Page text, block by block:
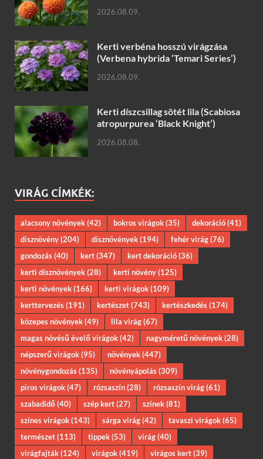
2026.08.09.
Kerti verbéna hosszú virágzása
(Verbena hybrida ‘Temari Series’)
2026.08.09.
Kerti díszcsillag sötét lila (Scabiosa
atropurpurea ‘Black Knight’)
2026.08.08.
VIRÁG CÍMKÉK:
alacsony növények(42) bokros virágok(35) dekoráció(41)
dísznövény(204) dísznövények(194) fehér virág(76)
gondozás(40) kert(347) kert dekoráció(36)
kerti dísznövények(28) kerti növény(125)
kerti növények(166) kerti virágok(109)
kerttervezés(191) kertészet(743) kertészkedés(174)
közepes növények(49) lila virág(67)
magas növésű évelő virágok(42) nagyméretű növények(28)
népszerű virágok(95) növények(447)
növénygondozás(135) növényápolás(309)
piros virágok(47) rózsaszín(28) rózsaszín virág(61)
szabadidő(40) szép kert(27) színek(81)
színes virágok(143) sárga virág(42) tavaszi virágok(65)
természet(113) tippek(53) virág(40)
virágfajták(124) virágok(419) virágos kert(39)